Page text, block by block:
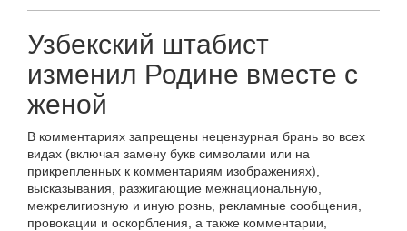
Узбекский штабист
изменил Родине вместе с
женой
В комментариях запрещены нецензурная брань во всех
видах (включая замену букв символами или на
прикрепленных к комментариям изображениях),
высказывания, разжигающие межнациональную,
межрелигиозную и иную рознь, рекламные сообщения,
провокации и оскорбления, а также комментарии,